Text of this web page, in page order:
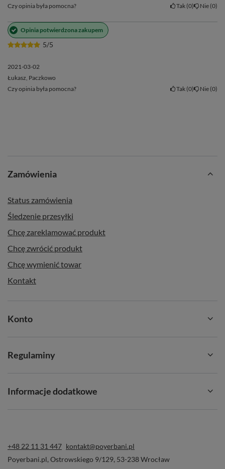
Czy opinia była pomocna?
Tak 0 Nie 0
5/5
Opinia potwierdzona zakupem
2021-03-02
Łukasz, Paczkowo
Czy opinia była pomocna?
Tak 0 Nie 0
Zamówienia
Status zamówienia
Śledzenie przesyłki
Chcę zareklamować produkt
Chcę zwrócić produkt
Chcę wymienić towar
Kontakt
Konto
Regulaminy
Informacje dodatkowe
+48 22 11 31 447 kontakt@poyerbani.pl
Poyerbani.pl, Ostrowskiego 9/129, 53-238Wrocław